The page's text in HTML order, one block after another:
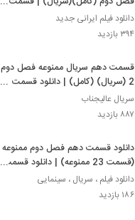
10 ممنوعه فصل 2 (online)
دانلود فیلم ایرانی جدید
۳۹۴ بازدید
قسمت دهم سریال ممنوعه فصل دوم
2 (سریال) (کامل) | دانلود قسمت
10 ممنوعه - 10- ده - HD
سریال عالیجناب
۸۸۷ بازدید
دانلود قسمت دهم فصل دوم ممنوعه
(قسمت 23 ممنوعه) | دانلود قسمت
10 فصل 2 سریال ممنوعه (online)
دانلود فیلم ، سریال ، سینمایی
۱۸۶ بازدید